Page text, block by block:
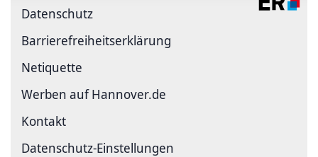
Datenschutz
Barriere­freiheits­erklärung
Netiquette
Werben auf Hannover.de
Kontakt
Datenschutz-Einstellungen